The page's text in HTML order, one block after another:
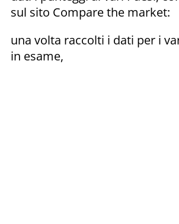
sul sito Compare the market:
una volta raccolti i dati per i
in esame,